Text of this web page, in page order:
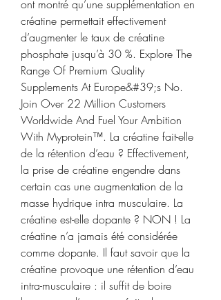
ont montré qu’une supplémentation en
créatine permettait effectivement
d’augmenter le taux de créatine
phosphate jusqu’à 30 %. Explore The
Range Of Premium Quality
Supplements At Europe&#39;s No.
Join Over 22 Million Customers
Worldwide And Fuel Your Ambition
With Myprotein™. La créatine fait-elle
de la rétention d’eau ? Effectivement,
la prise de créatine engendre dans
certain cas une augmentation de la
masse hydrique intra musculaire. La
créatine est-elle dopante ? NON ! La
créatine n’a jamais été considérée
comme dopante. Il faut savoir que la
créatine provoque une rétention d’eau
intra-musculaire : il suffit de boire